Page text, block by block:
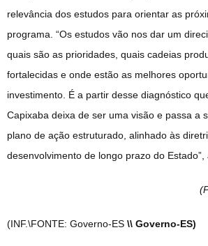
relevância dos estudos para orientar as
programa. “Os estudos vão nos dar um
quais são as prioridades, quais cadeias
fortalecidas e onde estão as melhores
investimento. É a partir desse diagnóstico
Capixaba deixa de ser uma visão e passa a
plano de ação estruturado, alinhado às
desenvolvimento de longo prazo do Estado”,
(INF.\FONTE: Governo-ES \\ Governo-ES)